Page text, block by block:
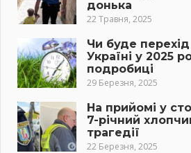
донька
22 Травня, 2025
Чи буде перехід
Україні у 2025
подробиці
29 Березня, 2025
На прийомі у
7-річний
трагедії
22 Березня, 2025